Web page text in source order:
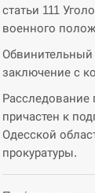
статьи 111
военного
заключение с
Расследование
причастен к
Одесской
прокуратуры.